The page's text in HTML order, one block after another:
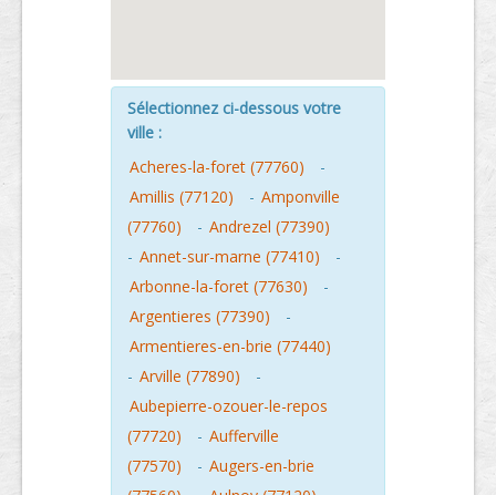
Sélectionnez ci-dessous votre
ville :
Acheres-la-foret (77760)
-
Amillis (77120)
- Amponville
(77760)
- Andrezel (77390)
- Annet-sur-marne (77410)
-
Arbonne-la-foret (77630)
-
Argentieres (77390)
-
Armentieres-en-brie (77440)
- Arville (77890)
-
Aubepierre-ozouer-le-repos
(77720)
- Aufferville
(77570)
- Augers-en-brie